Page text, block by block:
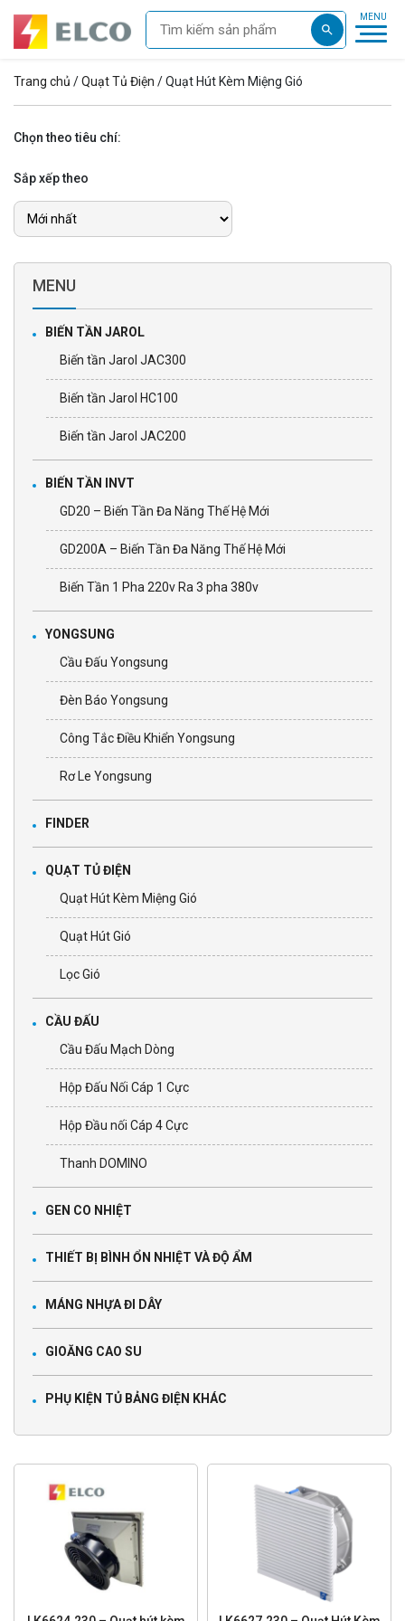
Trang chủ /Quạt Tủ Điện / Quạt Hút Kèm Miệng Gió
Chọn theo tiêu chí:
Sắp xếp theo
MENU
BIẾN TẦN JAROL
Biến tần Jarol JAC300
Biến tần Jarol HC100
Biến tần Jarol JAC200
BIẾN TẦN INVT
GD20 – Biến Tần Đa Năng Thế Hệ Mới
GD200A – Biến Tần Đa Năng Thế Hệ Mới
Biến Tần 1 Pha 220v Ra 3 pha 380v
YONGSUNG
Cầu Đấu Yongsung
Đèn Báo Yongsung
Công Tắc Điều Khiển Yongsung
Rơ Le Yongsung
FINDER
QUẠT TỦ ĐIỆN
Quạt Hút Kèm Miệng Gió
Quạt Hút Gió
Lọc Gió
CẦU ĐẤU
Cầu Đấu Mạch Dòng
Hộp Đấu Nối Cáp 1 Cực
Hộp Đầu nối Cáp 4 Cực
Thanh DOMINO
GEN CO NHIỆT
THIẾT BỊ BÌNH ỔN NHIỆT VÀ ĐỘ ẨM
MÁNG NHỰA ĐI DÂY
GIOĂNG CAO SU
PHỤ KIỆN TỦ BẢNG ĐIỆN KHÁC